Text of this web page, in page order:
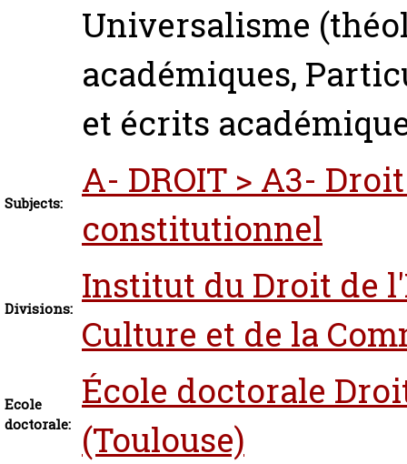
Universalisme
académiques,
et écrits
Subjects:
A- DROIT > A3-
constitutionnel
Divisions:
Institut du Droit de
Culture et de la
Ecole
doctorale:
École doctorale
(Toulouse)